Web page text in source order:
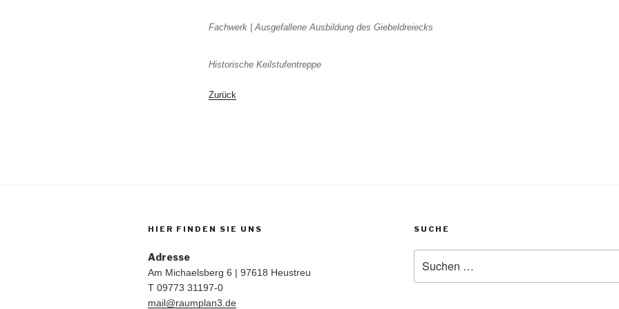
Fachwerk | Ausgefallene Ausbildung des Giebeldreiecks
Historische Keilstufentreppe
Zurück
HIER FINDEN SIE UNS
Adresse
Am Michaelsberg 6 | 97618 Heustreu
T 09773 31197-0
mail@raumplan3.de
SUCHE
nach: